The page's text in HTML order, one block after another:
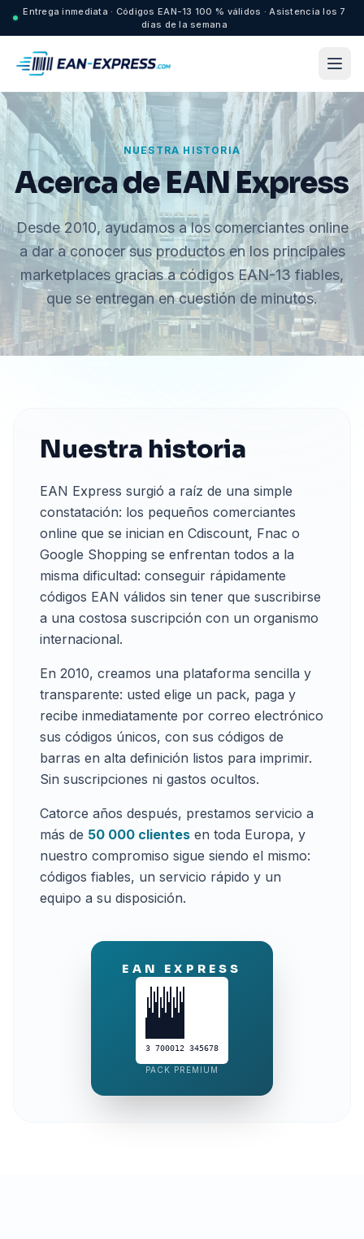
Entrega inmediata · Códigos EAN-13 100 % válidos · Asistencia los 7
días de la semana
NUESTRA HISTORIA
Acerca de EAN Express
Desde 2010, ayudamos a los comerciantes online
a dar a conocer sus productos en los principales
marketplaces gracias a códigos EAN-13 fiables,
que se entregan en cuestión de minutos.
Nuestra historia
EAN Express surgió a raíz de una simple
constatación: los pequeños comerciantes
online que se inician en Cdiscount, Fnac o
Google Shopping se enfrentan todos a la
misma dificultad: conseguir rápidamente
códigos EAN válidos sin tener que suscribirse
a una costosa suscripción con un organismo
internacional.
En 2010, creamos una plataforma sencilla y
transparente: usted elige un pack, paga y
recibe inmediatamente por correo electrónico
sus códigos únicos, con sus códigos de
barras en alta definición listos para imprimir.
Sin suscripciones ni gastos ocultos.
Catorce años después, prestamos servicio a
más de 50 000 clientes en toda Europa, y
nuestro compromiso sigue siendo el mismo:
códigos fiables, un servicio rápido y un
equipo a su disposición.
EAN EXPRESS
3 700012 345678
PACK PREMIUM